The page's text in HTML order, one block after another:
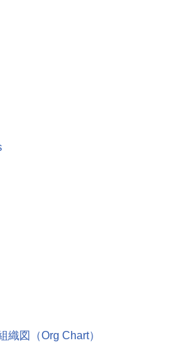
織図（Org Chart）